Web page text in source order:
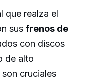
que realza el
sus frenos de
con discos
de alto
cruciales